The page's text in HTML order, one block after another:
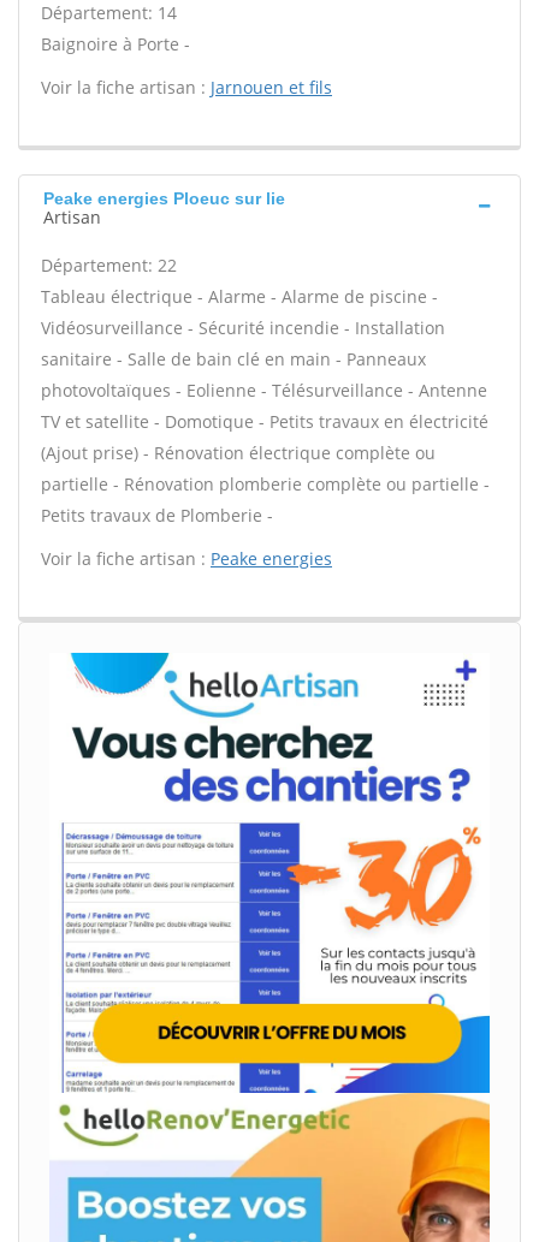
Département: 14
Baignoire à Porte -
Voir la fiche artisan : Jarnouen et fils
Peake energies Ploeuc sur lie
Artisan
Département: 22
Tableau électrique - Alarme - Alarme de piscine -
Vidéosurveillance - Sécurité incendie - Installation
sanitaire - Salle de bain clé en main - Panneaux
photovoltaïques - Eolienne - Télésurveillance - Antenne
TV et satellite - Domotique - Petits travaux en électricité
(Ajout prise) - Rénovation électrique complète ou
partielle - Rénovation plomberie complète ou partielle -
Petits travaux de Plomberie -
Voir la fiche artisan : Peake energies